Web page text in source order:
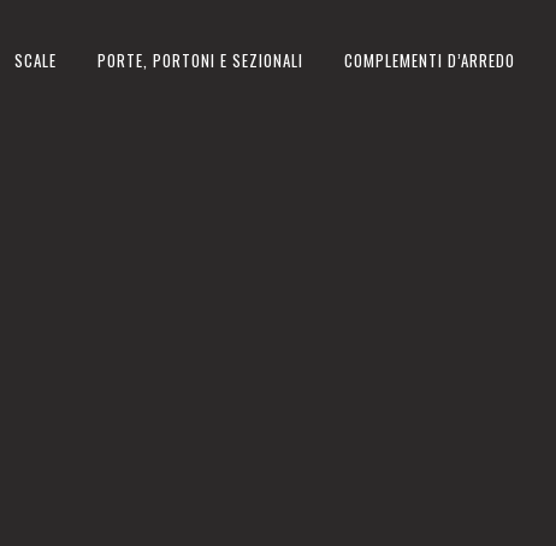
SCALE PORTE, PORTONI E SEZIONALI COMPLEMENTI D’ARREDO